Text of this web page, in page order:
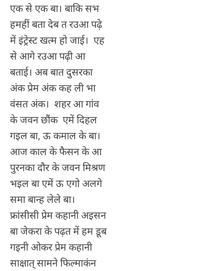
एक से एक बा। बाकि सभ
हमहीं बता देब त रउआ पढ़े
में इंट्रेस्ट खत्म हो जाई। एह
से आगे रउआ पढ़ी आ
बताई। अब बात दुसरका
अंक प्रेम अंक कह ली भा
वंसत अंक। शहर आ गांव
के जवन छौंक एमें दिहल
गइल बा, ऊ कमाल के बा।
आज काल के फैसन के आ
पुरनका दौर के जवन मिश्रण
भइल बा एमें ऊ एगो अलगे
समा बान्ह लेले बा।
फ्रांसीसी प्रेम कहानी अइसन
बा जेकरा के पढ़त में हम डूब
गइनी ओकर प्रेम कहानी
साक्षात् सामने फिल्माकंन